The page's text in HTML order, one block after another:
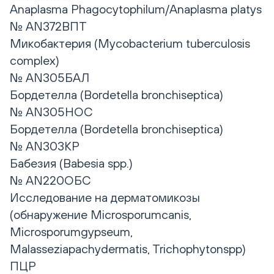
Anaplasma Phagocytophilum/Anaplasma platys
№ AN372ВПТ
Микобактерия (Mycobacterium tuberculosis
complex)
№ AN305БАЛ
Бордетелла (Bordetella bronchiseptica)
№ AN305НОС
Бордетелла (Bordetella bronchiseptica)
№ AN303КР
Бабезия (Babesia spp.)
№ AN220ОБС
Исследование на дерматомикозы
(обнаружение Microsporumcanis,
Microsporumgypseum,
Malasseziapachydermatis, Trichophytonspp)
ПЦР